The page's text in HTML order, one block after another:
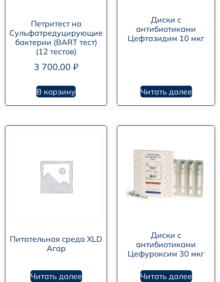
Петритест на
Сульфатредуцирующие
бактерии (BART тест)
(12 тестов)
3 700,00 ₽
В корзину
Диски с
антибиотиками
Цефтазидим 10 мкг
Читать далее
Питательная среда XLD
Агар
Читать далее
Диски с
антибиотиками
Цефуроксим 30 мкг
Читать далее